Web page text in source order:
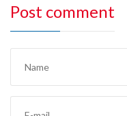
Post comment